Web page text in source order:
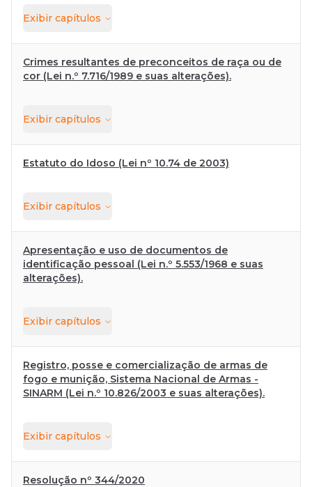
Exibir capítulos
Crimes resultantes de preconceitos de raça ou de
cor (Lei n.º 7.716/1989 e suas alterações).
Exibir capítulos
Estatuto do Idoso (Lei nº 10.74 de 2003)
Exibir capítulos
Apresentação e uso de documentos de
identificação pessoal (Lei n.º 5.553/1968 e suas
alterações).
Exibir capítulos
Registro, posse e comercialização de armas de
fogo e munição, Sistema Nacional de Armas -
SINARM (Lei n.º 10.826/2003 e suas alterações).
Exibir capítulos
Resolução nº 344/2020